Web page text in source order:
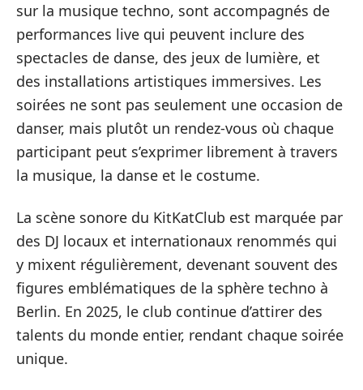
sur la musique techno, sont accompagnés de
performances live qui peuvent inclure des
spectacles de danse, des jeux de lumière, et
des installations artistiques immersives. Les
soirées ne sont pas seulement une occasion de
danser, mais plutôt un rendez-vous où chaque
participant peut s’exprimer librement à travers
la musique, la danse et le costume.
La scène sonore du KitKatClub est marquée par
des DJ locaux et internationaux renommés qui
y mixent régulièrement, devenant souvent des
figures emblématiques de la sphère techno à
Berlin. En 2025, le club continue d’attirer des
talents du monde entier, rendant chaque soirée
unique.